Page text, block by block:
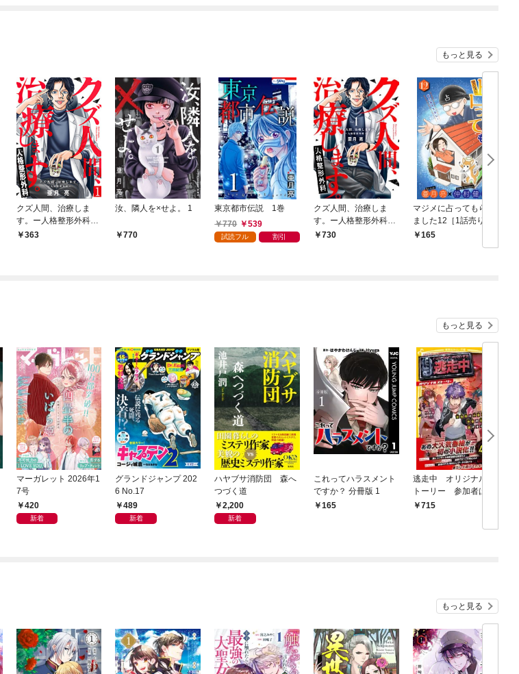
もっと見る
クズ人間、治療しま
す。ー人格整形外科ー
1巻363
汝、隣人を×せよ。 1
770
東京都市伝説 1巻
770
539
試読フル 割引
クズ人間、治療しま
す。ー人格整形外科ー
【単行本版】 1巻
730
マジメに占ってもらい
ました12［1話売り］
165
もっと見る
マーガレット 2026年1
7号
420
新着
グランドジャンプ 202
6 No.17
489
新着
ハヤブサ消防団 森へ
つづく道
2,200
新着
これってハラスメント
ですか？ 分冊版 1
165
逃走中 オリジナルス
トーリー 参加者は小
学生！？ 渋谷の街を
715
もっと見る